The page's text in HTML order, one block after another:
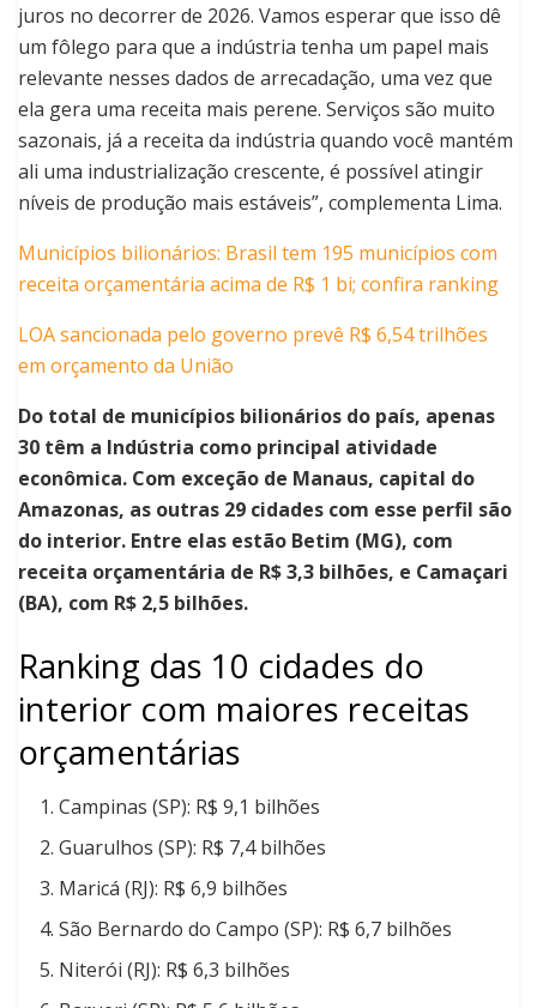
juros no decorrer de 2026. Vamos esperar que isso dê
um fôlego para que a indústria tenha um papel mais
relevante nesses dados de arrecadação, uma vez que
ela gera uma receita mais perene. Serviços são muito
sazonais, já a receita da indústria quando você mantém
ali uma industrialização crescente, é possível atingir
níveis de produção mais estáveis”, complementa Lima.
Municípios bilionários: Brasil tem 195 municípios com
receita orçamentária acima de R$ 1 bi; confira ranking
LOA sancionada pelo governo prevê R$ 6,54 trilhões
em orçamento da União
Do total de municípios bilionários do país, apenas
30 têm a Indústria como principal atividade
econômica. Com exceção de Manaus, capital do
Amazonas, as outras 29 cidades com esse perfil são
do interior. Entre elas estão Betim (MG), com
receita orçamentária de R$ 3,3 bilhões, e Camaçari
(BA), com R$ 2,5 bilhões.
Ranking das 10 cidades do
interior com maiores receitas
orçamentárias
Campinas (SP): R$ 9,1 bilhões
Guarulhos (SP): R$ 7,4 bilhões
Maricá (RJ): R$ 6,9 bilhões
São Bernardo do Campo (SP): R$ 6,7 bilhões
Niterói (RJ): R$ 6,3 bilhões